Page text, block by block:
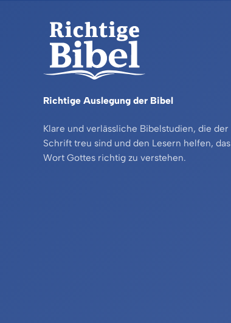
Richtige Auslegung der Bibel
Klare und verlässliche Bibelstudien, die der
Schrift treu sind und den Lesern helfen, das
Wort Gottes richtig zu verstehen.